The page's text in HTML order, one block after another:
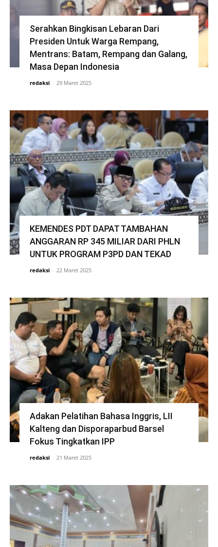
Serahkan Bingkisan Lebaran Dari
Presiden Untuk Warga Rempang,
Mentrans: Batam, Rempang dan Galang,
Masa Depan Indonesia
redaksi - 29 Maret 2025
KEMENDES PDT DAPAT TAMBAHAN
ANGGARAN RP 345 MILIAR DARI PHLN
UNTUK PROGRAM P3PD DAN TEKAD
redaksi - 22 Maret 2025
Adakan Pelatihan Bahasa Inggris, LII
Kalteng dan Disporaparbud Barsel
Fokus Tingkatkan IPP
redaksi - 21 Maret 2025